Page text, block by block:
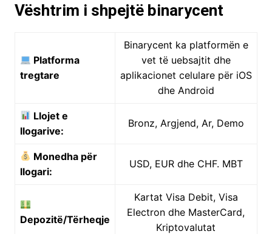
Vështrim i shpejtë binarycent
Platforma
tregtare
Binarycent ka platformën e
vet të uebsajtit dhe
aplikacionet celulare për iOS
dhe Android
Llojet e
llogarive:
Bronz, Argjend, Ar, Demo
Monedha për
llogari:
USD, EUR dhe CHF. MBT
Depozitë/Tërheqje
Kartat Visa Debit, Visa
Electron dhe MasterCard,
Kriptovalutat